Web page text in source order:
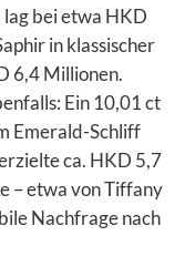
bei etwa HKD
in klassischer
6,4 Millionen.
Ein 10,01 ct
Emerald-Schliff
ca. HKD 5,7
– etwa von Tiffany
Nachfrage nach